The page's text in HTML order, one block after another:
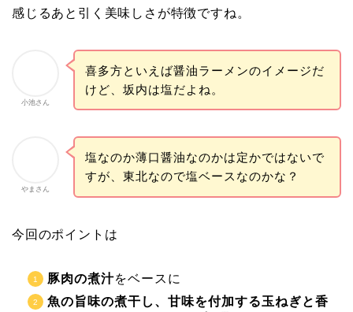
感じるあと引く美味しさが特徴ですね。
小池さん
喜多方といえば醤油ラーメンのイメージだ
けど、坂内は塩だよね。
やまさん
塩なのか薄口醤油なのかは定かではないで
すが、東北なので塩ベースなのかな？
今回のポイントは
豚肉の煮汁をベースに
魚の旨味の煮干し、甘味を付加する玉ねぎと香